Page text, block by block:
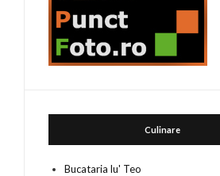
Culinare
Bucataria lu' Teo